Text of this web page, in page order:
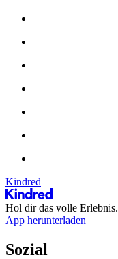
Kindred
Hol dir das volle Erlebnis.
App herunterladen
Sozial